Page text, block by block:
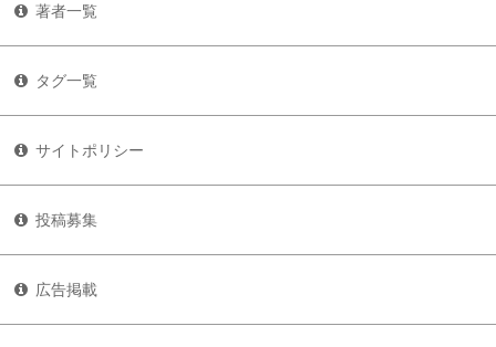
著者一覧
タグ一覧
サイトポリシー
投稿募集
広告掲載